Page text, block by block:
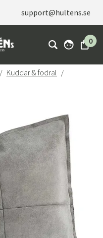
support@hultens.se
0
Kuddar & fodral